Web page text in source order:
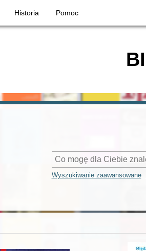
Historia Pomoc
Wyszukiwanie zaawansowane